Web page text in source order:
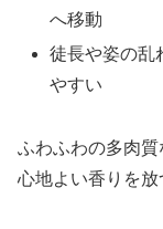
へ移動
徒長や姿の乱
やすい
ふわふわの多肉
心地よい香りを放